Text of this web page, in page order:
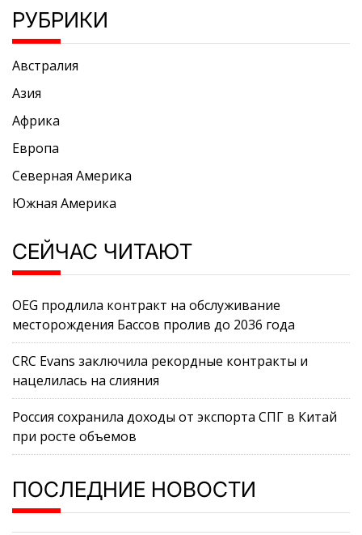
РУБРИКИ
Австралия
Азия
Африка
Европа
Северная Америка
Южная Америка
СЕЙЧАС ЧИТАЮТ
OEG продлила контракт на обслуживание
месторождения Бассов пролив до 2036 года
CRC Evans заключила рекордные контракты и
нацелилась на слияния
Россия сохранила доходы от экспорта СПГ в Китай
при росте объемов
ПОСЛЕДНИЕ НОВОСТИ